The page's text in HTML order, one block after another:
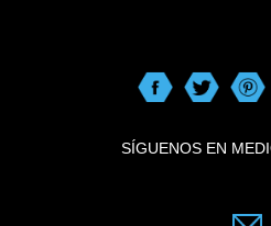
SÍGUENOS EN